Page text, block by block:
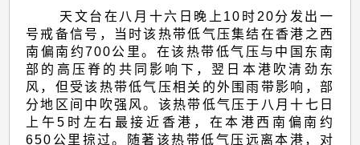
报
告
天文台在八月十六日晚上10时20分发出一
号戒备信号，当时该热带低气压集结在香港之西
南偏南约700公里。在该热带低气压与中国东南
部的高压脊的共同影响下，翌日本港吹清劲东
风，但受该热带低气压相关的外围雨带影响，部
分地区间中吹强风。该热带低气压于八月十七日
上午5时左右最接近香港，在本港西南偏南约
650公里掠过。随著该热带低气压远离本港，对